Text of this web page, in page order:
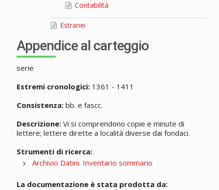
Contabilità
Estranei
Appendice al carteggio
serie
Estremi cronologici:1361 - 1411
Consistenza:bb. e fascc.
Descrizione:Vi si comprendono copie e minute di
lettere; lettere dirette a località diverse dai fondaci.
Strumenti di ricerca:
Archivio Datini. Inventario sommario
La documentazione è stata prodotta da: